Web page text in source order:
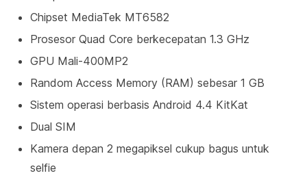
Chipset MediaTek MT6582
Prosesor Quad Core berkecepatan 1.3 GHz
GPU Mali-400MP2
Random Access Memory (RAM) sebesar 1 GB
Sistem operasi berbasis Android 4.4 KitKat
Dual SIM
Kamera depan 2 megapiksel cukup bagus untuk
selfie